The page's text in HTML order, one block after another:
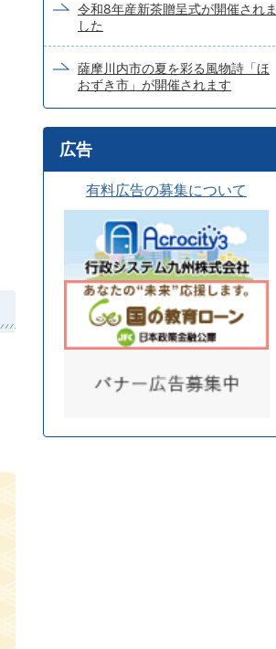
令和8年産新茶贈呈式が開催されま
した
薩摩川内市の夏を彩る風物詩「ほ
おずき市」が開催されます
広告
有料広告の募集について